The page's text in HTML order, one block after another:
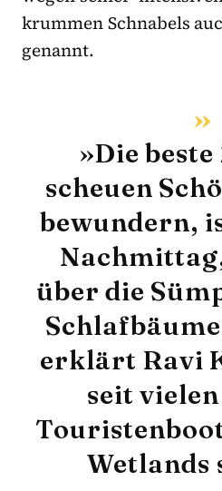
krummen Schnabels
genannt.
»Die
scheuen
bewundern,
über die
erklärt Ravi
seit
Wetlands